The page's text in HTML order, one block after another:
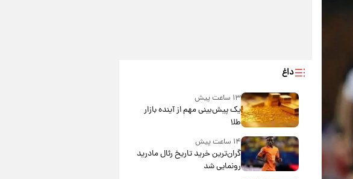
داغ
۱۳ ساعت پیش
یک پیش‌بینی مهم از آینده بازار
طلا
۱۴ ساعت پیش
گران‌ترین خرید تاریخ رئال مادرید
رونمایی شد